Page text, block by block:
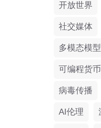
开放世界
社交媒体
多模态模型
可编程货币
病毒传播
AI伦理